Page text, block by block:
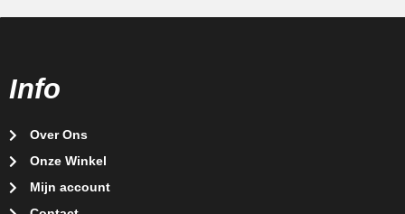
Info
Over Ons
Onze Winkel
Mijn account